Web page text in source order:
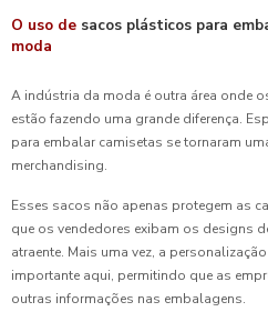
O uso de sacos plásticos para
moda
A indústria da moda é outra área onde
estão fazendo uma grande diferença.
para embalar camisetas se tornaram
merchandising.
Esses sacos não apenas protegem as
que os vendedores exibam os designs
atraente. Mais uma vez, a
importante aqui, permitindo que as
outras informações nas embalagens.